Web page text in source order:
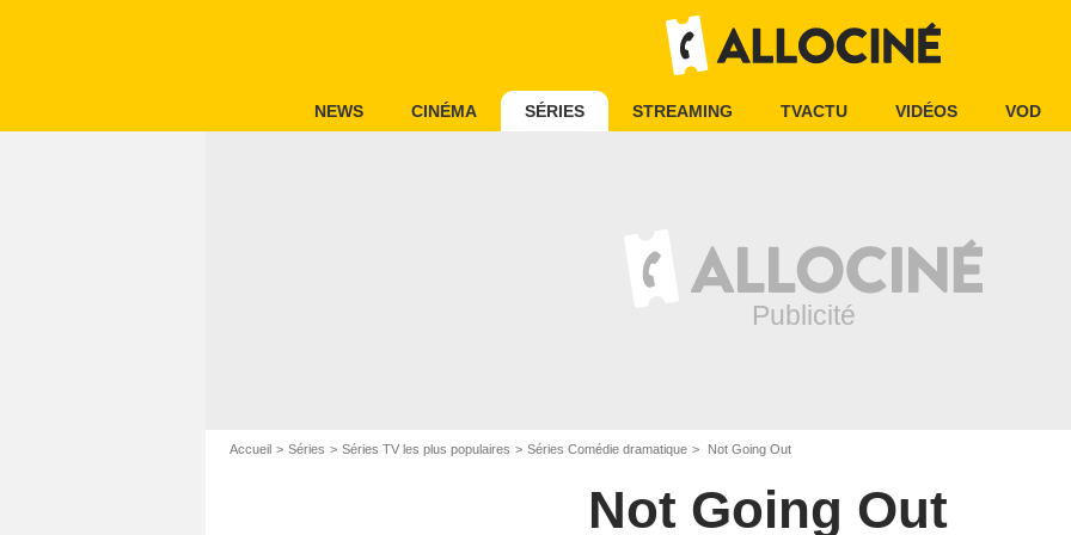
NEWS CINÉMA SÉRIES STREAMING TVACTU VIDÉOS VOD
Accueil Séries Séries TV les plus populaires Séries Comédie dramatique Not Going Out
Not Going Out